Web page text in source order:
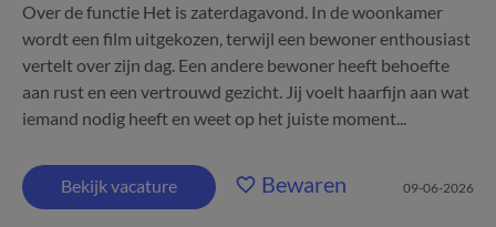
Over de functie Het is zaterdagavond. In de woonkamer
wordt een film uitgekozen, terwijl een bewoner enthousiast
vertelt over zijn dag. Een andere bewoner heeft behoefte
aan rust en een vertrouwd gezicht. Jij voelt haarfijn aan wat
iemand nodig heeft en weet op het juiste moment...
Bekijk vacature Bewaren 09-06-2026